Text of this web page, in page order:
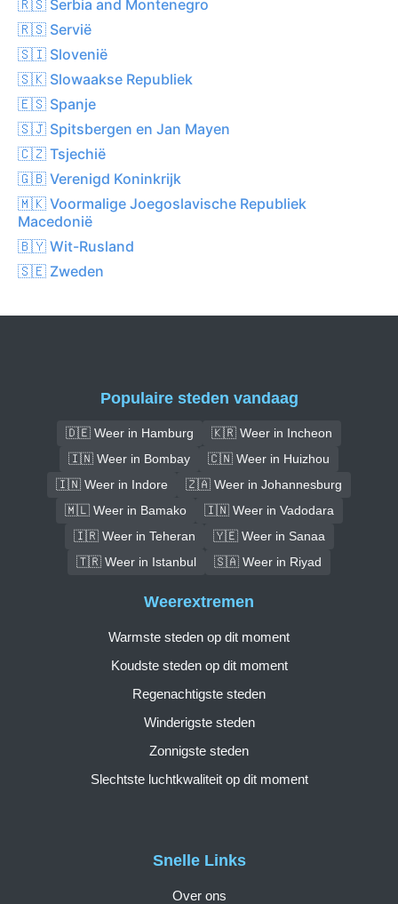
🇷🇸 Serbia and Montenegro
🇷🇸 Servië
🇸🇮 Slovenië
🇸🇰 Slowaakse Republiek
🇪🇸 Spanje
🇸🇯 Spitsbergen en Jan Mayen
🇨🇿 Tsjechië
🇬🇧 Verenigd Koninkrijk
🇲🇰 Voormalige Joegoslavische Republiek
Macedonië
🇧🇾 Wit-Rusland
🇸🇪 Zweden
Populaire steden vandaag
🇩🇪 Weer in Hamburg
🇰🇷 Weer in Incheon
🇮🇳 Weer in Bombay
🇨🇳 Weer in Huizhou
🇮🇳 Weer in Indore
🇿🇦 Weer in Johannesburg
🇲🇱 Weer in Bamako
🇮🇳 Weer in Vadodara
🇮🇷 Weer in Teheran
🇾🇪 Weer in Sanaa
🇹🇷 Weer in Istanbul
🇸🇦 Weer in Riyad
Snelle Links
Over ons
Weerextremen
Warmste steden op dit moment
Koudste steden op dit moment
Regenachtigste steden
Winderigste steden
Zonnigste steden
Slechtste luchtkwaliteit op dit moment